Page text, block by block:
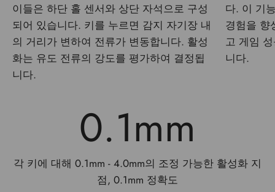
이들은 하단 홀 센서와 상단 자석으로 구성
되어 있습니다. 키를 누르면 감지 자기장 내
의 거리가 변하여 전류가 변동합니다. 활성
화는 유도 전류의 강도를 평가하여 결정됩
니다.
다. 이 기
경험을 향
고 게임
니다.
0.1mm
각 키에 대해 0.1mm - 4.0mm의 조정 가능한 활성화 지
점, 0.1mm 정확도